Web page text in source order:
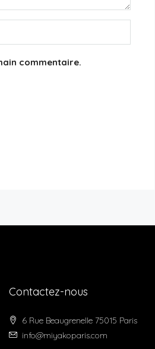
commentaire.
75016
Contactez-nous
6 Rue Beaugrenelle 75015 Paris
info@miyakoparis.com